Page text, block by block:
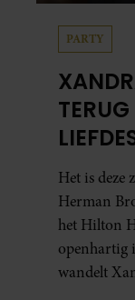
PARTY
TERUG
Het is deze
Herman
het Hilton
openhartig
wandelt